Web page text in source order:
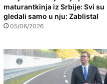
maturantkinja iz Srbije: Svi su
gledali samo u nju: Zablistal
05/06/2026